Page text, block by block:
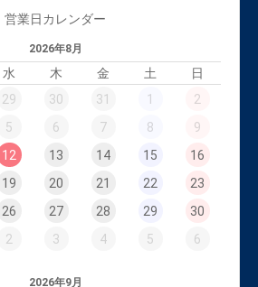
営業日カレンダー
2026年8月
水 木 金 土
日
29 30 31 1
2
5 6 7 8
9
12 13 14 15
16
19 20 21 22
23
26 27 28 29
30
2 3 4 5 6
2026年9月